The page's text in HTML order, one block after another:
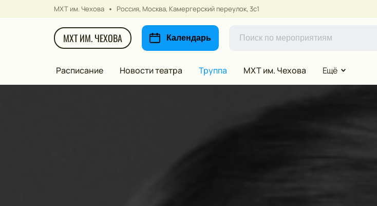
МХТ им. Чехова Россия, Москва, Камергерский переулок, 3с1
МХТ ИМ. ЧЕХОВА Календарь
Расписание Новости театра Труппа МХТ им. Чехова Ещё